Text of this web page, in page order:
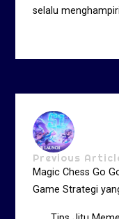
selalu
Previous
Magic Chess Go
Game Strategi